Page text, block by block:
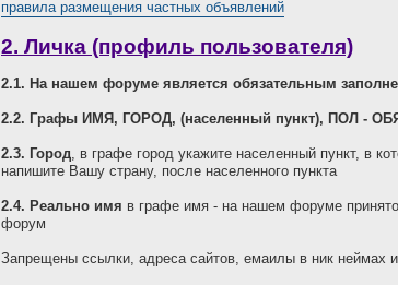
правила размещения частных объявлений
2. Личка (профиль пользователя)
2.1. На нашем форуме является обязательным
2.2. Графы ИМЯ, ГОРОД, (населенный пункт), ПОЛ -
2.3. Город, в графе город укажите населенный пункт, в
напишите Вашу страну, после населенного пункта
2.4. Реально имя в графе имя - на нашем форуме
форум
Запрещены ссылки, адреса сайтов, емаилы в ник неймах